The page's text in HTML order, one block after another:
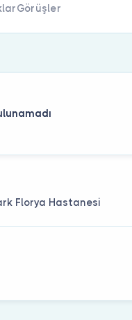
Görüşler
Florya Hastanesi